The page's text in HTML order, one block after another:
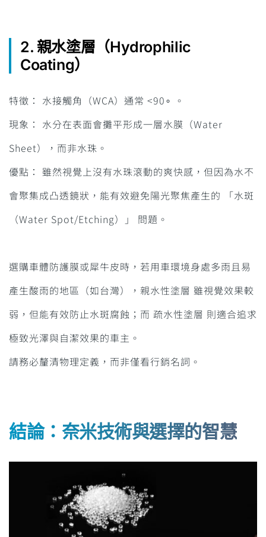
2. 親水塗層（Hydrophilic
Coating）
特徵： 水接觸角（WCA）通常 <90∘ 。
現象： 水分在表面會攤平形成一層水膜（Water
Sheet），而非水珠。
優點： 雖然視覺上沒有水珠滾動的爽快感，但因為水不
會聚集成凸透鏡狀，能有效避免陽光聚焦產生的 「水斑
（Water Spot/Etching）」 問題。
選購車體防護膜或犀牛皮時，若用車環境身處多雨且易
產生酸雨的地區（如台灣），親水性塗層 雖視覺效果較
弱，但能有效防止水斑腐蝕；而 疏水性塗層 則適合追求
極致光澤與自潔效果的車主。
請務必釐清物理定義，而非僅看行銷名詞。
結論：奈米技術與選擇的智慧